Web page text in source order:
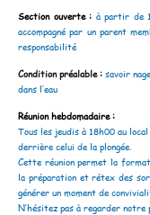
Section ouverte : à partir de
accompagné par un parent
responsabilité
Condition préalable : savoir
dans l’eau
Réunion hebdomadaire :
Tous les jeudis à 18h00 au
derrière celui de la plongée.
Cette réunion permet la
la préparation et rétex des
générer un moment de
N’hésitez pas à regarder notre